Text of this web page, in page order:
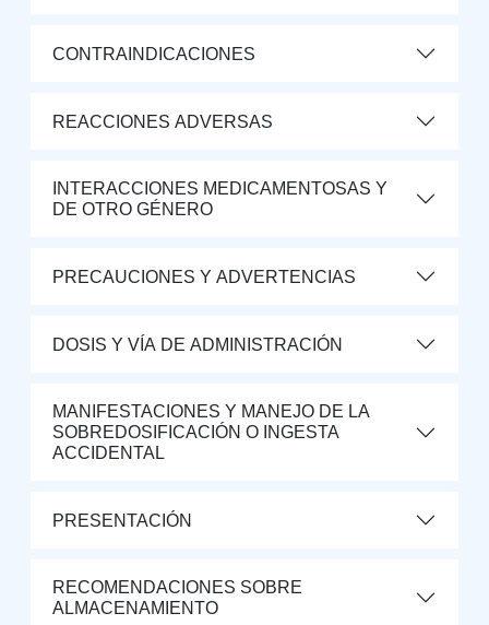
CONTRAINDICACIONES
REACCIONES ADVERSAS
INTERACCIONES MEDICAMENTOSAS Y
DE OTRO GÉNERO
PRECAUCIONES Y ADVERTENCIAS
DOSIS Y VÍA DE ADMINISTRACIÓN
MANIFESTACIONES Y MANEJO DE LA
SOBREDOSIFICACIÓN O INGESTA
ACCIDENTAL
PRESENTACIÓN
RECOMENDACIONES SOBRE
ALMACENAMIENTO